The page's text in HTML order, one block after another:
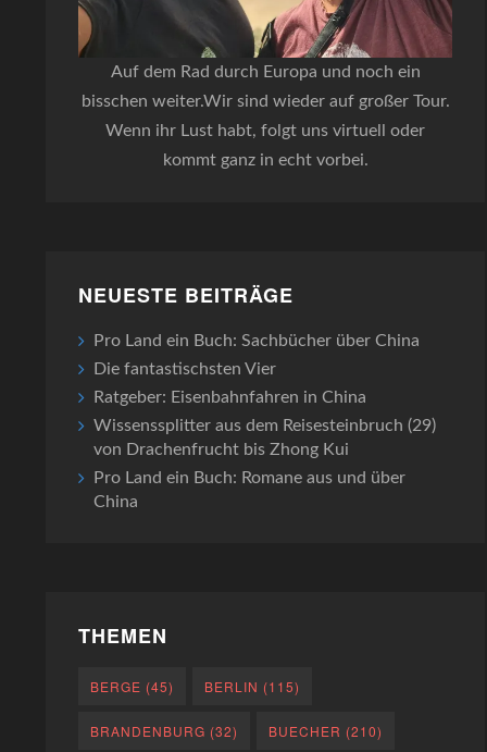
Auf dem Rad durch Europa und noch ein
bisschen weiter.Wir sind wieder auf großer Tour.
Wenn ihr Lust habt, folgt uns virtuell oder
kommt ganz in echt vorbei.
NEUESTE BEITRÄGE
Pro Land ein Buch: Sachbücher über China
Die fantastischsten Vier
Ratgeber: Eisenbahnfahren in China
Wissenssplitter aus dem Reisesteinbruch (29)
von Drachenfrucht bis Zhong Kui
Pro Land ein Buch: Romane aus und über
China
THEMEN
BERGE (45) BERLIN (115)
BRANDENBURG (32) BUECHER (210)